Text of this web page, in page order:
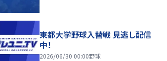
東都大学野球入替戦 見逃し配信
中！
2026/06/30 00:00野球